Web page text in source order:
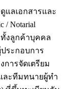
แลเอกสารและ
/ Notarial
ทั้งลูกค้าบุคคล
ระกอบการ
ารจัดเตรียม
ละทีมทนายผู้ทำ